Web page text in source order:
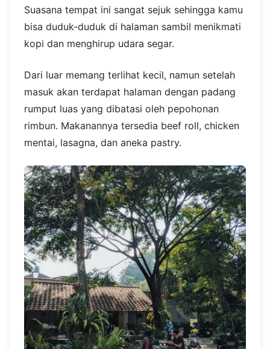
Suasana tempat ini sangat sejuk sehingga kamu
bisa duduk-duduk di halaman sambil menikmati
kopi dan menghirup udara segar.
Dari luar memang terlihat kecil, namun setelah
masuk akan terdapat halaman dengan padang
rumput luas yang dibatasi oleh pepohonan
rimbun. Makanannya tersedia beef roll, chicken
mentai, lasagna, dan aneka pastry.